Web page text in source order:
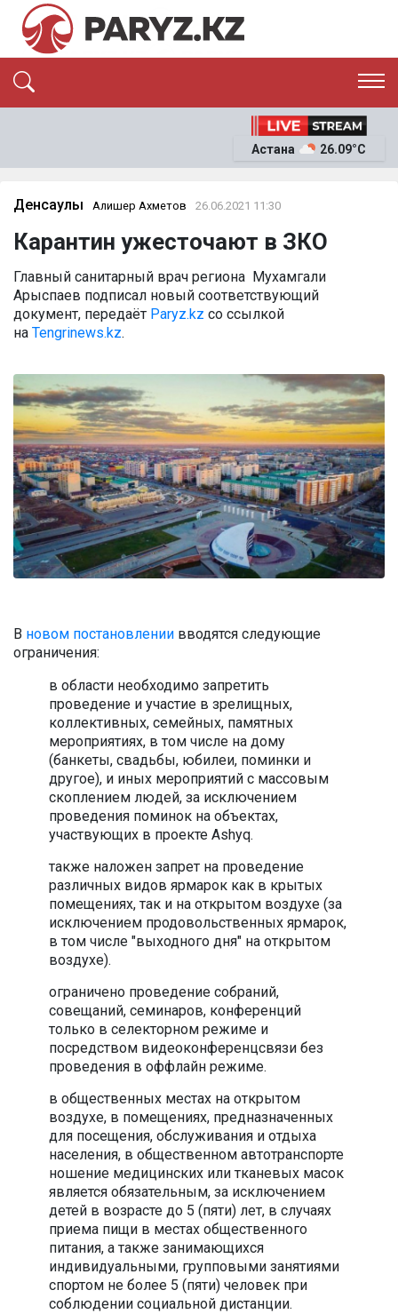
ЭКОНОМИКА
ОҚИҒА
News
Астана 26.09°C
Денсаулық Алишер Ахметов 26.06.2021 11:30
Карантин ужесточают в ЗКО
Главный санитарный врач региона Мухамгали
Арыспаев подписал новый соответствующий
документ, передаёт Рaryz.kz со ссылкой
на Tengrinews.kz.
В новом постановлении вводятся следующие
ограничения:
в области необходимо запретить
проведение и участие в зрелищных,
коллективных, семейных, памятных
мероприятиях, в том числе на дому
(банкеты, свадьбы, юбилеи, поминки и
другое), и иных мероприятий с массовым
скоплением людей, за исключением
проведения поминок на объектах,
участвующих в проекте Ashyq.
также наложен запрет на проведение
различных видов ярмарок как в крытых
помещениях, так и на открытом воздухе (за
исключением продовольственных ярмарок,
в том числе "выходного дня" на открытом
воздухе).
ограничено проведение собраний,
совещаний, семинаров, конференций
только в селекторном режиме и
посредством видеоконференцсвязи без
проведения в оффлайн режиме.
в общественных местах на открытом
воздухе, в помещениях, предназначенных
для посещения, обслуживания и отдыха
населения, в общественном автотранспорте
ношение медицинских или тканевых масок
является обязательным, за исключением
детей в возрасте до 5 (пяти) лет, в случаях
приема пищи в местах общественного
питания, а также занимающихся
индивидуальными, групповыми занятиями
спортом не более 5 (пяти) человек при
соблюдении социальной дистанции.